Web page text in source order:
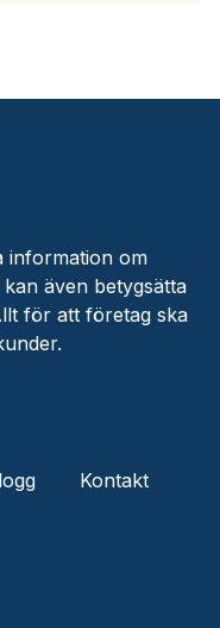
information om
även betygsätta
för att företag ska
Kontakt